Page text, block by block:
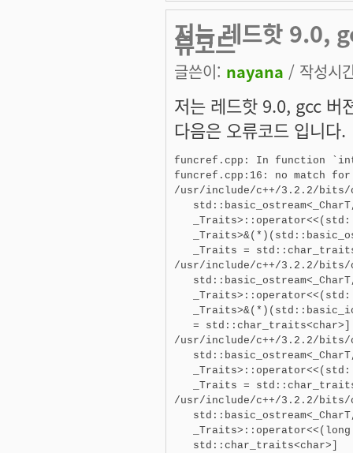
저는 레드핫 9.0,
류코드
글쓴이: nayana / 작성시
저는 레드핫 9.0, gcc 버
다음은 오류코드 입니다.
funcref.cpp: In function
funcref.cpp:16: no match for
/usr/include/c++/3.2.2/bits/
_Traits =
/usr/include/c++/3.2.2/bits/
   = std::char_traits<char>]
/usr/include/c++/3.2.2/bits/
_Traits =
/usr/include/c++/3.2.2/bits/
   std::char_traits<char>]